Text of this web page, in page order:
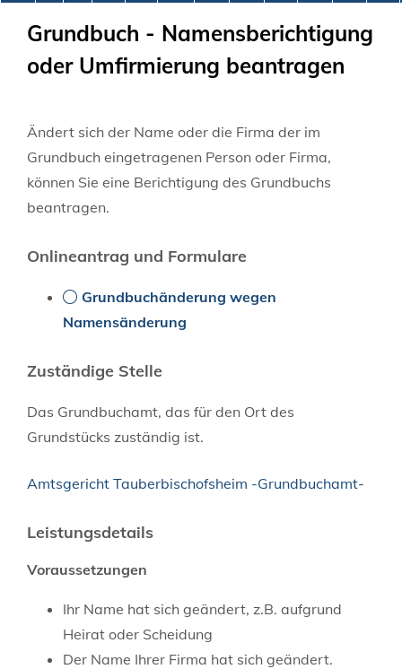
Grundbuch - Namensberichtigung
oder Umfirmierung beantragen
Ändert sich der Name oder die Firma der im
Grundbuch eingetragenen Person oder Firma,
können Sie eine Berichtigung des Grundbuchs
beantragen.
Onlineantrag und Formulare
Grundbuchänderung wegen
Namensänderung
Zuständige Stelle
Das Grundbuchamt, das für den Ort des
Grundstücks zuständig ist.
Amtsgericht Tauberbischofsheim -Grundbuchamt-
Leistungsdetails
Voraussetzungen
Ihr Name hat sich geändert, z.B. aufgrund
Heirat oder Scheidung
Der Name Ihrer Firma hat sich geändert.